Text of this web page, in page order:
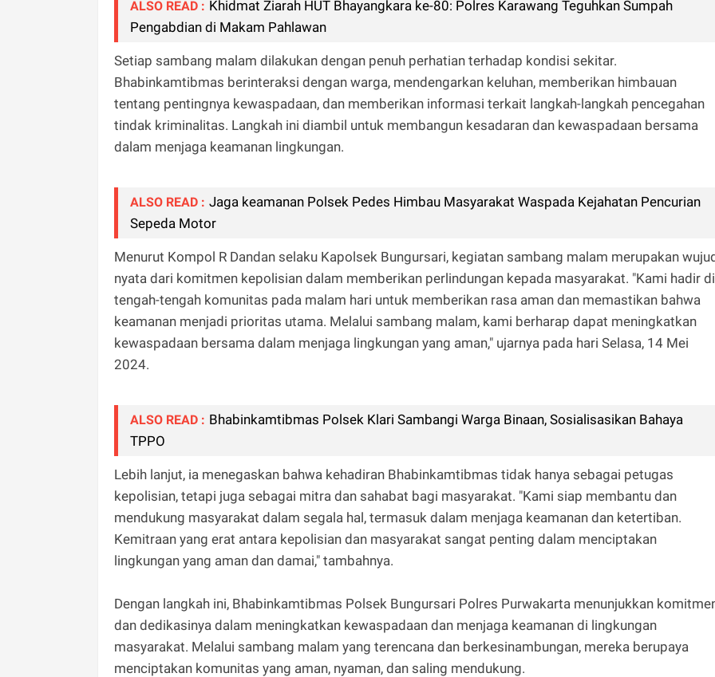
ALSO READ : Khidmat Ziarah HUT Bhayangkara ke-80: Polres Karawang Teguhkan Sumpah
Pengabdian di Makam Pahlawan
Setiap sambang malam dilakukan dengan penuh perhatian terhadap kondisi sekitar.
Bhabinkamtibmas berinteraksi dengan warga, mendengarkan keluhan, memberikan himbauan
tentang pentingnya kewaspadaan, dan memberikan informasi terkait langkah-langkah pencegahan
tindak kriminalitas. Langkah ini diambil untuk membangun kesadaran dan kewaspadaan bersama
dalam menjaga keamanan lingkungan.
ALSO READ : Jaga keamanan Polsek Pedes Himbau Masyarakat Waspada Kejahatan Pencurian
Sepeda Motor
Menurut Kompol R Dandan selaku Kapolsek Bungursari, kegiatan sambang malam merupakan
nyata dari komitmen kepolisian dalam memberikan perlindungan kepada masyarakat. "Kami hadir di
tengah-tengah komunitas pada malam hari untuk memberikan rasa aman dan memastikan bahwa
keamanan menjadi prioritas utama. Melalui sambang malam, kami berharap dapat meningkatkan
kewaspadaan bersama dalam menjaga lingkungan yang aman," ujarnya pada hari Selasa, 14 Mei
2024.
ALSO READ : Bhabinkamtibmas Polsek Klari Sambangi Warga Binaan, Sosialisasikan Bahaya
TPPO
Lebih lanjut, ia menegaskan bahwa kehadiran Bhabinkamtibmas tidak hanya sebagai petugas
kepolisian, tetapi juga sebagai mitra dan sahabat bagi masyarakat. "Kami siap membantu dan
mendukung masyarakat dalam segala hal, termasuk dalam menjaga keamanan dan ketertiban.
Kemitraan yang erat antara kepolisian dan masyarakat sangat penting dalam menciptakan
lingkungan yang aman dan damai," tambahnya.
Dengan langkah ini, Bhabinkamtibmas Polsek Bungursari Polres Purwakarta menunjukkan
dan dedikasinya dalam meningkatkan kewaspadaan dan menjaga keamanan di lingkungan
masyarakat. Melalui sambang malam yang terencana dan berkesinambungan, mereka berupaya
menciptakan komunitas yang aman, nyaman, dan saling mendukung.